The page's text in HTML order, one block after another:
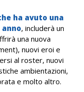
ha avuto una
, includerà un
una nuova
nuovi eroi e
al roster, nuovi
ambientazioni,
e molto altro.